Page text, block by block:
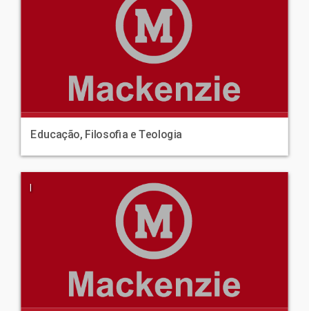
Educação, Filosofia e Teologia
|